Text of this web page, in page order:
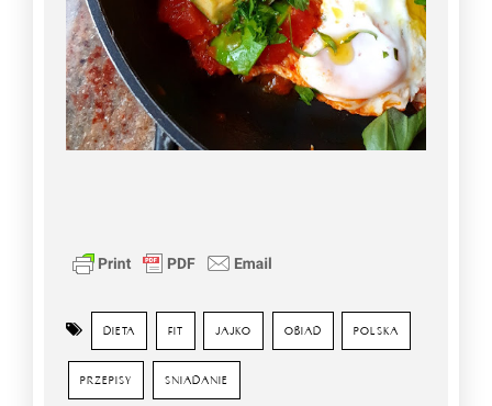
DIETA FIT JAJKO OBIAD POLSKA
PRZEPISY SNIADANIE